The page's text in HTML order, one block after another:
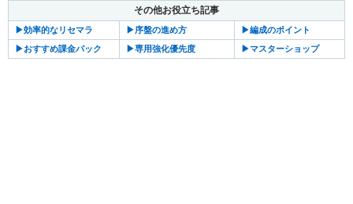
その他お役立ち記事
▶︎効率的なリセマラ ▶︎序盤の進め方
▶︎編成のポイント
▶︎おすすめ課金パック
▶︎専用強化優先度 ▶︎マスターショップ